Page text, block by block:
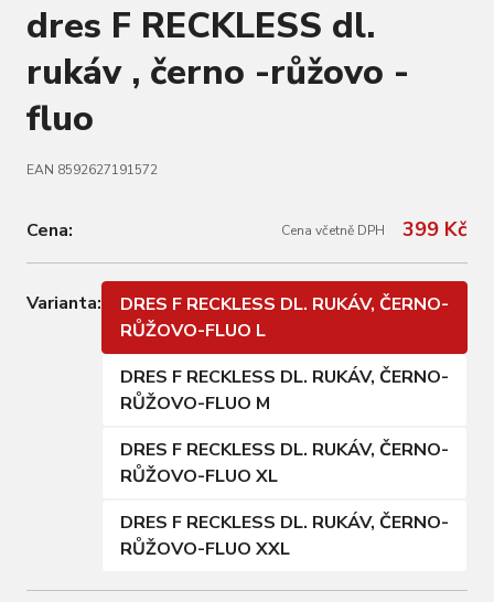
dres F RECKLESS dl.
rukáv , černo -růžovo -
fluo
EAN 8592627191572
Cena: Cena včetně DPH 399 Kč
Varianta:
DRES F RECKLESS DL. RUKÁV, ČERNO-
RŮŽOVO-FLUO L
DRES F RECKLESS DL. RUKÁV, ČERNO-
RŮŽOVO-FLUO M
DRES F RECKLESS DL. RUKÁV, ČERNO-
RŮŽOVO-FLUO XL
DRES F RECKLESS DL. RUKÁV, ČERNO-
RŮŽOVO-FLUO XXL